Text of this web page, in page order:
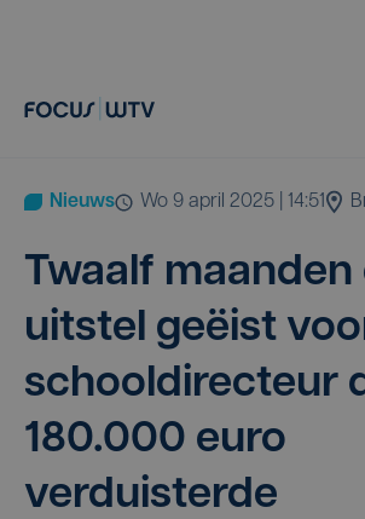
Nieuws wo 9 april 2025 | 14:51
Twaalf maan­den
uit­stel geëist
school­di­rec­teur
180.000 euro
verduisterde